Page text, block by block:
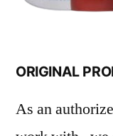
ORIGINAL
As an